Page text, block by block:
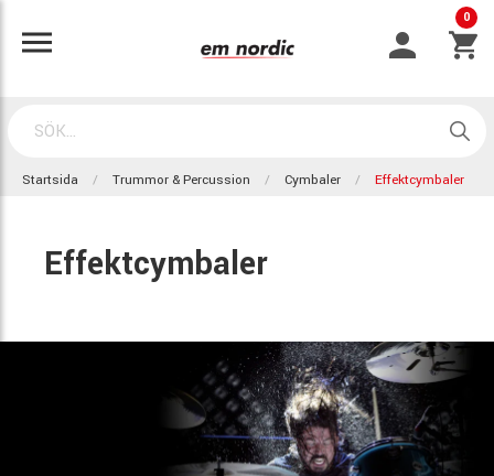
0
Startsida Trummor & Percussion Cymbaler Effektcymbaler
Effektcymbaler